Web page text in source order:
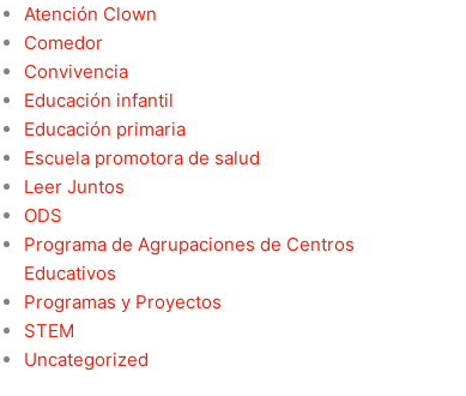
Atención Clown
Comedor
Convivencia
Educación infantil
Educación primaria
Escuela promotora de salud
Leer Juntos
ODS
Programa de Agrupaciones de Centros
Educativos
Programas y Proyectos
STEM
Uncategorized